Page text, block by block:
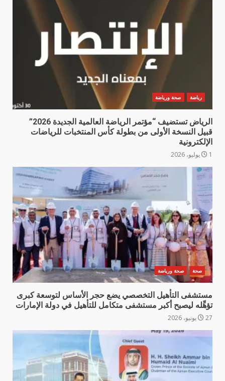
رياضة صحة ورياضة
الرياض تستضيف “مؤتمر الرياضة العالمية الجديدة 2026”
قبيل النسخة الأولى من بطولة كأس المنتخبات للرياضات
الإلكترونية
1 يوليو، 2026
صحة صحة ورياضة
مستشفى التأهيل التخصصي يضع حجر الأساس لتوسعة كبرى
تؤهِّله ليصبح أكبر مستشفى متكامل للتأهيل في دولة الإمارات
27 يونيو، 2026